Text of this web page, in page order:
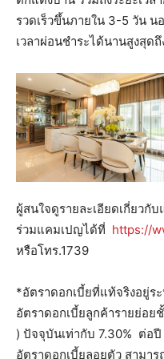
รวดเร็วขึ้นภายใน 3-5 วัน น
เวลาผ่อนชำระได้นานสูงสุด
ผู้สนใจดูรายละเอียดเกี่ยวกั
ร่วมแคมเปญได้ที่ https://
หรือโทร.1739
*อัตราดอกเบี้ยที่แท้จริงอยู่ร
อัตราดอกเบี้ยลูกค้ารายย่อย
) ปัจจุบันเท่ากับ 7.30% ต่อ
อัตราดอกเบี้ยลอยตัว สามา